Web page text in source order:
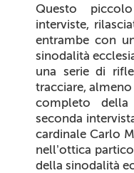
Questo
interviste,
entrambe con
sinodalità
una serie di
tracciare,
completo della
seconda
cardinale Carlo
nell’ottica
della sinodalità